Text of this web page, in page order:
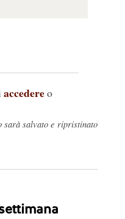
accedereo
sarà salvato e ripristinato